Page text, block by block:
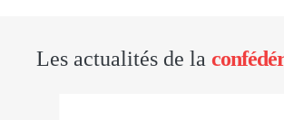
Les actualités de la